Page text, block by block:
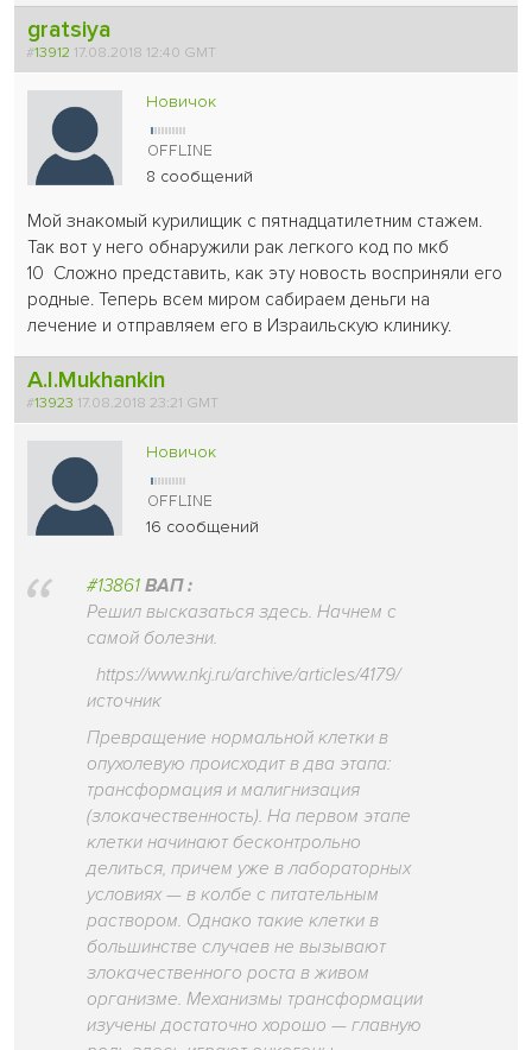
gratsiya
#13912 17.08.2018 12:40 GMT
Новичок
8 сообщений
Мой знакомый курилищик с пятнадцатилетним стажем.
Так вот у него обнаружили рак легкого код по мкб
10 Сложно представить, как эту новость восприняли его
родные. Теперь всем миром сабираем деньги на
лечение и отправляем его в Израильскую клинику.
A.I.Mukhankin
#13923 17.08.2018 23:21 GMT
Новичок
16 сообщений
#13861 ВАП :
Решил высказаться здесь. Начнем с
самой болезни.
https://www.nkj.ru/archive/articles/4179/
источник
Превращение нормальной клетки в
опухолевую происходит в два этапа:
трансформация и малигнизация
(злокачественность). На первом этапе
клетки начинают бесконтрольно
делиться, причем уже в лабораторных
условиях — в колбе с питательным
раствором. Однако такие клетки в
большинстве случаев не вызывают
злокачественного роста в живом
организме. Механизмы трансформации
изучены достаточно хорошо — главную